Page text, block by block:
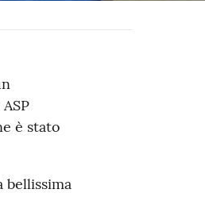
è stato
bellissima